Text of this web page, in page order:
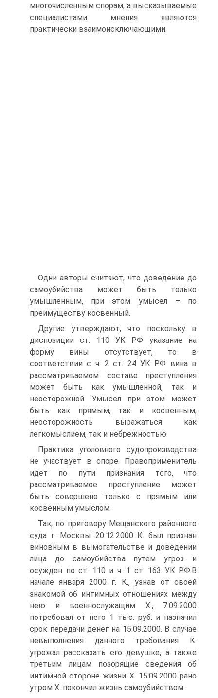
многочисленным спорам, а высказываемые
специалистами мнения являются
практически взаимоисключающими.
Одни авторы считают, что доведение до
самоубийства может быть только
умышленным, при этом умысел – по
преимуществу косвенный.
Другие утверждают, что поскольку в
диспозиции ст. 110 УК РФ указание на
форму вины отсутствует, то в
соответствии с ч. 2 ст. 24 УК РФ вина в
рассматриваемом составе преступления
может быть как умышленной, так и
неосторожной. Умысел при этом может
быть как прямым, так и косвенным,
неосторожность выражаться как
легкомыслием, так и небрежностью.
Практика уголовного судопроизводства
не участвует в споре. Правоприменитель
идет по пути признания того, что
рассматриваемое преступление может
быть совершено только с прямым или
косвенным умыслом.
Так, по приговору Мещанского районного
суда г. Москвы 20.12.2000 К. был признан
виновным в вымогательстве и доведении
лица до самоубийства путем угроз и
осужден по ст. 110 и ч. 1 ст. 163 УК РФ.В
начале января 2000 г. К., узнав от своей
знакомой об интимных отношениях между
нею и военнослужащим Х., 7.09.2000
потребовал от него 1 тыс. руб. и назначил
срок передачи денег на 15.09.2000. В случае
невыполнения данного требования К.
угрожал рассказать его девушке, а также
третьим лицам позорящие сведения об
интимной стороне жизни Х. 15.09.2000 рано
утром Х. покончил жизнь самоубийством.